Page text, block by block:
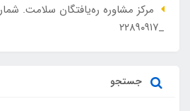
_۲۲۸۹۰۹۱۷
جستجو